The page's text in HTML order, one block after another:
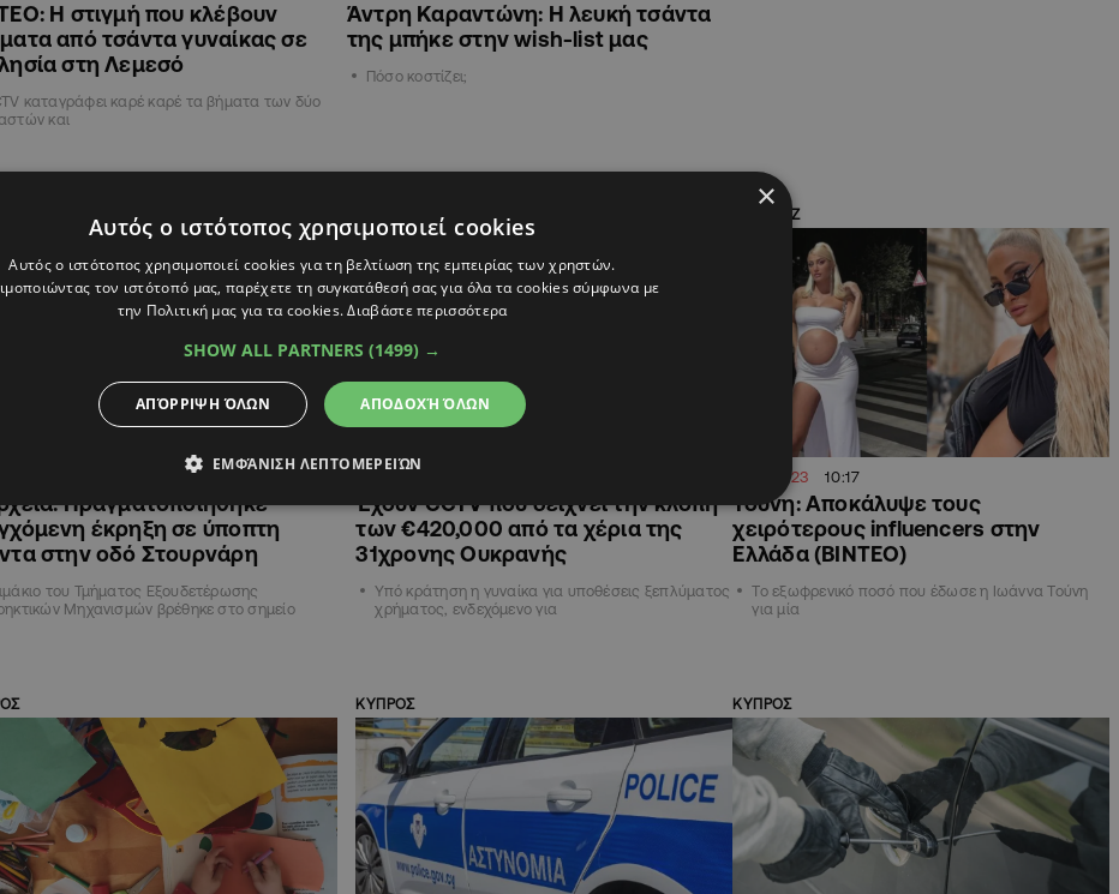
Η στιγμή που κλέβουν
από τσάντα γυναίκας σε
στη Λεμεσό
καταγράφει καρέ καρέ τα βήματα των δύο
και
Άντρη Καραντώνη: Η λευκή τσάντα
της μπήκε στην wish-list μας
Πόσο κοστίζει;
Πραγματοποιήθηκε
έκρηξη σε ύποπτη
στην οδό Στουρνάρη
του Τμήματος Εξουδετέρωσης
Μηχανισμών βρέθηκε στο σημείο
Έχουν CCTV που δείχνει την κλοπή
των €420,000 από τα χέρια της
31χρονης Ουκρανής
Υπό κράτηση η γυναίκα για υποθέσεις ξεπλύματος
χρήματος, ενδεχόμενο για
SHOWBIZ
14.12.2023 10:17
Τούνη: Αποκάλυψε τους
χειρότερους influencers στην
Ελλάδα (ΒΙΝΤΕΟ)
Το εξωφρενικό ποσό που έδωσε η Ιωάννα Τούνη
για μία
ΚΥΠΡΟΣ ΚΥΠΡΟΣ
×
Αυτός ο ιστότοπος χρησιμοποιεί cookies
Αυτός ο ιστότοπος χρησιμοποιεί cookies για τη βελτίωση της εμπειρίας των χρηστών.
τον ιστότοπό μας, παρέχετε τη συγκατάθεσή σας για όλα τα cookies σύμφωνα με
την Πολιτική μας για τα cookies.Διαβάστε περισσότερα
SHOW ALL PARTNERS (1499) →
ΑΠΟΔΟΧΉ ΌΛΩΝ
ΑΠΌΡΡΙΨΗ ΌΛΩΝ
ΕΜΦΆΝΙΣΗ ΛΕΠΤΟΜΕΡΕΙΏΝ